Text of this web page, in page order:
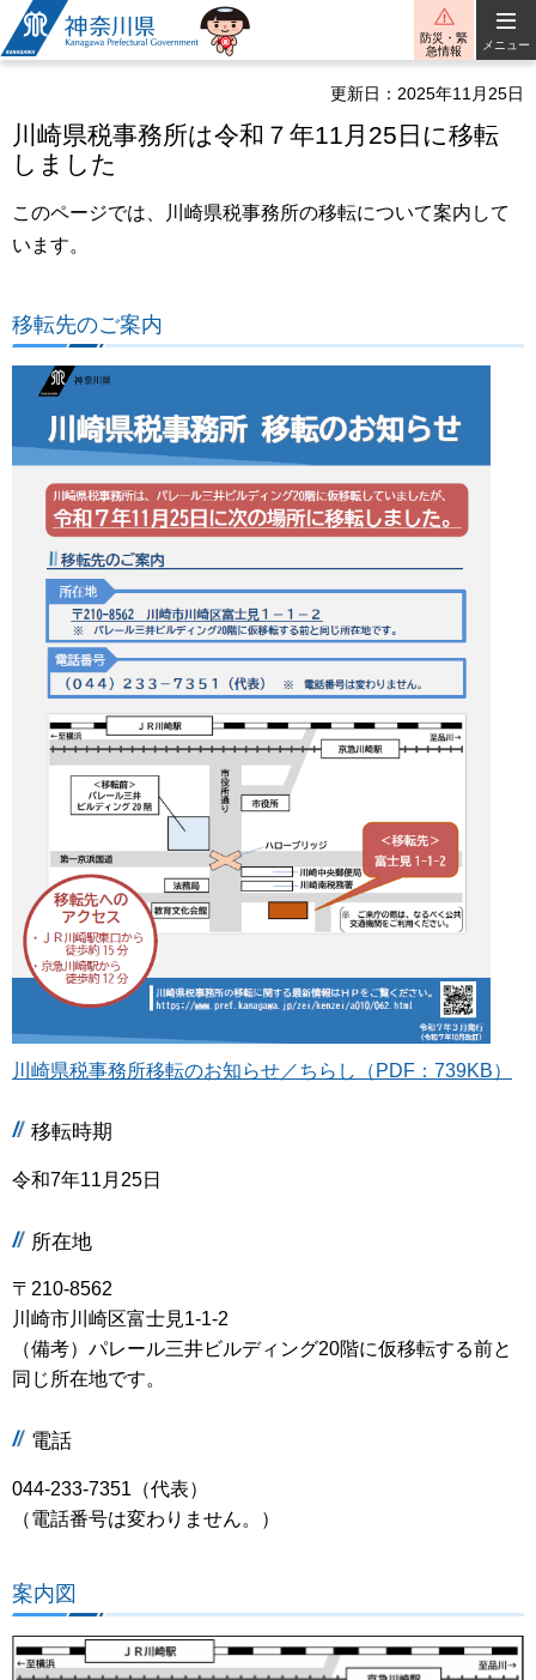
神奈川県
防災・緊
急情報
メニュー
更新日：2025年11月25日
川崎県税事務所は令和７年11月25日に移転
しました
このページでは、川崎県税事務所の移転について案内して
います。
移転先のご案内
川崎県税事務所移転のお知らせ／ちらし（PDF：739KB）
移転時期
令和7年11月25日
所在地
〒210-8562
川崎市川崎区富士見1-1-2
（備考）パレール三井ビルディング20階に仮移転する前と
同じ所在地です。
電話
044-233-7351（代表）
（電話番号は変わりません。）
案内図